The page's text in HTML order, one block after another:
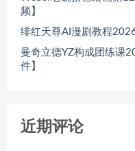
频】
绯红天尊AI漫剧教程
曼奇立德YZ构成团练课
件】
近期评论